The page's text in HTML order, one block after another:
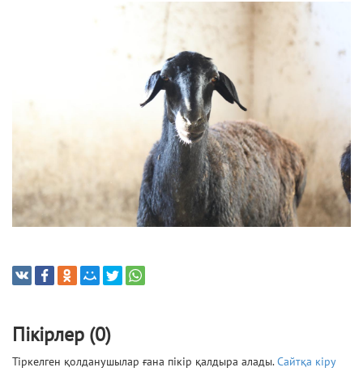
Пікірлер (0)
Тіркелген қолданушылар ғана пікір қалдыра алады.Сайтқа кіру